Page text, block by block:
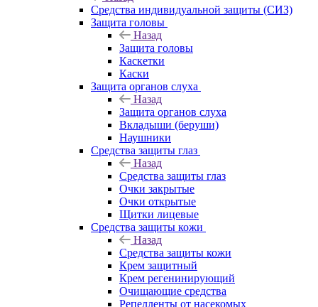
Средства индивидуальной защиты (СИЗ)
Защита головы
Назад
Защита головы
Каскетки
Каски
Защита органов слуха
Назад
Защита органов слуха
Вкладыши (беруши)
Наушники
Средства защиты глаз
Назад
Средства защиты глаз
Очки закрытые
Очки открытые
Щитки лицевые
Средства защиты кожи
Назад
Средства защиты кожи
Крем защитный
Крем регенинирующий
Очищающие средства
Репелленты от насекомых